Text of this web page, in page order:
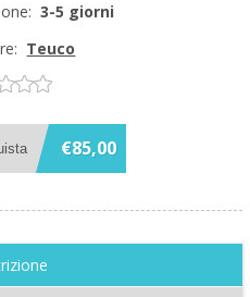
3-5 giorni
Teuco
€85,00